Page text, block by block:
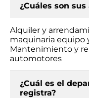
¿Cuáles son
Alquiler y
maquinaria equipo
Mantenimiento y
automotores
¿Cuál es el
registra?